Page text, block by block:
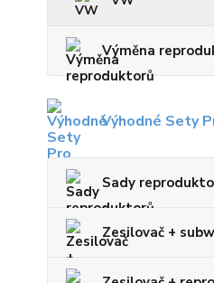
Výměna
Výhodné Sety
Sady
Zesilovač +